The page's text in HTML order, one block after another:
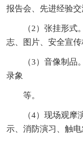
报告会、先进经验交
（2）张挂形
志、图片、安全宣传
（3）音像制
录象
等。
（4）现场观
示、消防演习、触